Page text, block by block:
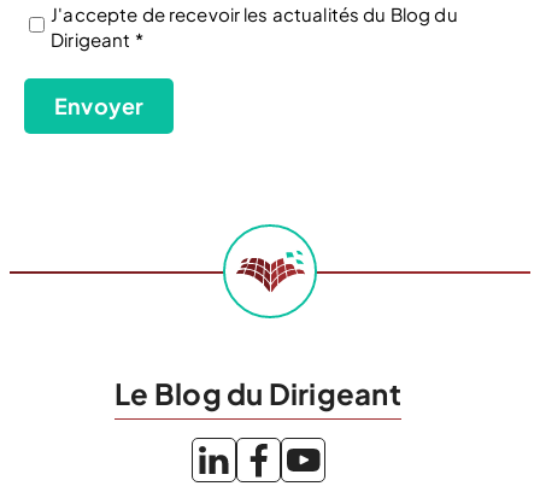
(Nécessaire)
J'accepte de recevoir les actualités du Blog du
Dirigeant *
Envoyer
Le Blog du Dirigeant